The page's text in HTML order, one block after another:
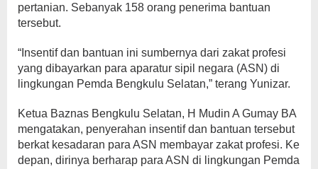
pertanian. Sebanyak 158 orang penerima bantuan
tersebut.
“Insentif dan bantuan ini sumbernya dari zakat profesi
yang dibayarkan para aparatur sipil negara (ASN) di
lingkungan Pemda Bengkulu Selatan,” terang Yunizar.
Ketua Baznas Bengkulu Selatan, H Mudin A Gumay BA
mengatakan, penyerahan insentif dan bantuan tersebut
berkat kesadaran para ASN membayar zakat profesi. Ke
depan, dirinya berharap para ASN di lingkungan Pemda